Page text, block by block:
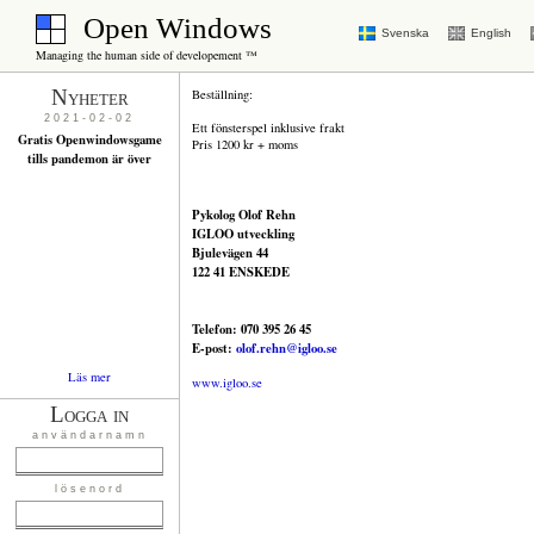
Open Windows
Managing the human side of developement ™
Svenska English
Nyheter
2021-02-02
Gratis Openwindowsgame
tills pandemon är över
Läs mer
Logga in
användarnamn
lösenord
Beställning:
Ett fönsterspel inklusive frakt
Pris 1200 kr + moms
Pykolog Olof Rehn
IGLOO utveckling
Bjulevägen 44
122 41 ENSKEDE
Telefon: 070 395 26 45
E-post: olof.rehn@igloo.se
www.igloo.se